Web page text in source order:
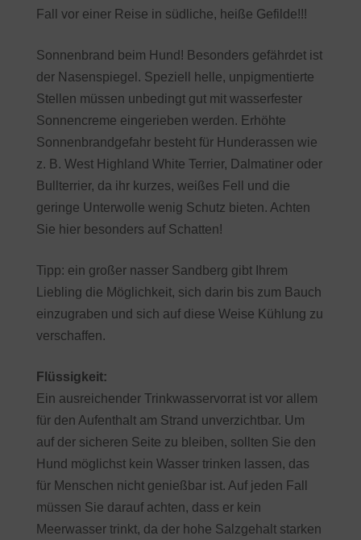
Fall vor einer Reise in südliche, heiße Gefilde!!!
Sonnenbrand beim Hund! Besonders gefährdet ist
der Nasenspiegel. Speziell helle, unpigmentierte
Stellen müssen unbedingt gut mit wasserfester
Sonnencreme eingerieben werden. Erhöhte
Sonnenbrandgefahr besteht für Hunderassen wie
z. B. West Highland White Terrier, Dalmatiner oder
Bullterrier, da ihr kurzes, weißes Fell und die
geringe Unterwolle wenig Schutz bieten. Achten
Sie hier besonders auf Schatten!
Tipp: ein großer nasser Sandberg gibt Ihrem
Liebling die Möglichkeit, sich darin bis zum Bauch
einzugraben und sich auf diese Weise Kühlung zu
verschaffen.
Flüssigkeit:
Ein ausreichender Trinkwasservorrat ist vor allem
für den Aufenthalt am Strand unverzichtbar. Um
auf der sicheren Seite zu bleiben, sollten Sie den
Hund möglichst kein Wasser trinken lassen, das
für Menschen nicht genießbar ist. Auf jeden Fall
müssen Sie darauf achten, dass er kein
Meerwasser trinkt, da der hohe Salzgehalt starken